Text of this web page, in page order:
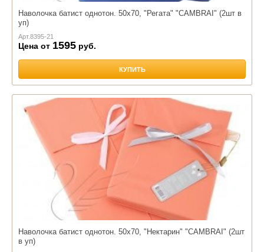
Наволочка батист однотон. 50х70, "Регата" "CAMBRAI" (2шт в
уп)
Арт.8395-21
Цена от 1595 руб.
КУПИТЬ
Наволочка батист однотон. 50х70, "Нектарин" "CAMBRAI" (2шт
в уп)